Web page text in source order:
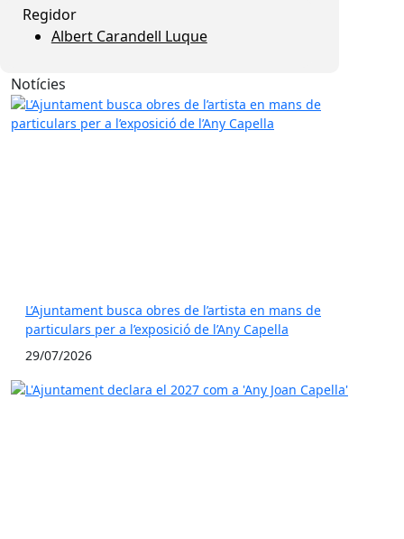
Regidor
Albert Carandell Luque
Notícies
L’Ajuntament busca obres de l’artista en mans de
particulars per a l’exposició de l’Any Capella
29/07/2026